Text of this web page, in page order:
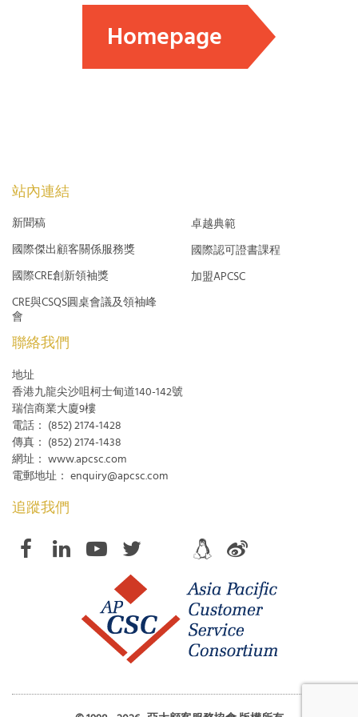
Homepage
站內連結
新聞稿
國際傑出顧客關係服務獎
國際CRE創新領袖獎
CRE與CSQS圓桌會議及領袖峰
會
卓越典範
國際認可證書課程
加盟APCSC
聯絡我們
地址
香港九龍尖沙咀柯士甸道140-142號
瑞信商業大廈9樓
電話：
(852) 2174-1428
傳真：
(852) 2174-1438
網址：
www.apcsc.com
電郵地址：
enquiry@apcsc.com
追蹤我們